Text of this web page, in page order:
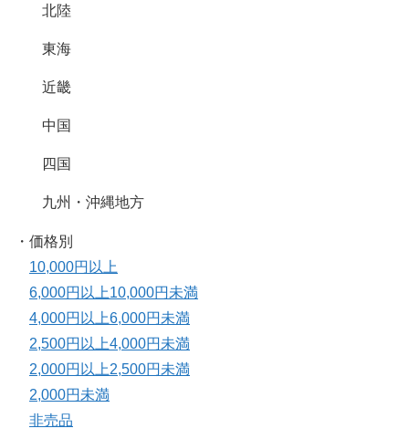
北陸
東海
近畿
中国
四国
九州・沖縄地方
・価格別
10,000円以上
6,000円以上10,000円未満
4,000円以上6,000円未満
2,500円以上4,000円未満
2,000円以上2,500円未満
2,000円未満
非売品